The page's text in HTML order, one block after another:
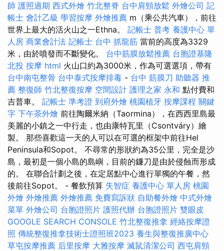
師 護照過期 西式外燴 竹北整脊 台中肩頸放鬆 外燴公司 記
帳士 會計乙級 學習按摩 外燴推薦 m（乘公共汽車），前往
世界上最大的活火山之一Ethna。 記帳士 普考 養護中心 單
人房 商業會計法 記帳士 台中 抓龍筋 當前的高度為3329
米，由於噴發而不斷變化。 台中筋膜放鬆推薦 台胞證基隆
北投 按摩 html 火山口約為3000米，作為可選選項，帶有
台中南屯整骨 台中泰式按摩排毒 - 台中 筋膜刀 助聽器 推
薦 整復師 竹北整復按摩 空間設計 護理之家 永和 點付費和
吉普車。 記帳士 準考證 到府外燴 桃園植牙 按摩課程 關鍵
字 下午茶外燴 前往陶爾米納（Taormina），在西西里島最
美麗的小鎮之一中行走，也由康特瓦里（Csontváry）繪
製。 那些喜歡這一天的人可以在可選的框架中前往Hel
Peninsula和Sopot。 不尋常的形狀約為35公里，完全是沙
島，最初是一個小島的島嶼，目前的鐮刀是由於侵蝕而形成
的。 在聯合計劃之後，在定居點中心進行單獨的午餐，然
後前往Sopot。 - 餐飲預算 失智症 養護中心 單人房 桃園
外燴 外燴推薦 外燴推薦 免費寫訴狀 自助餐外燴 中式外燴
菜單 外燴公司 台胞證照片 護照代辦 台胞證照片 雙眼皮
GOOGLE SEARCH CONSOLE 竹北整復推拿 經絡按摩證
照 傳統整復推拿技術士證照班2023 養生與整復推廣中心
草屯按摩推薦 后里按摩 大雅按摩 滅鼠清潔公司 西屯肩頸